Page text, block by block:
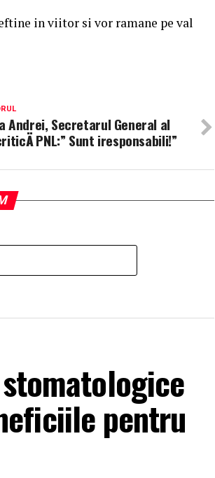
in viitor si vor ramane pe val
Andrei, Secretarul General al
PNL:” Sunt iresponsabili!”
pentru